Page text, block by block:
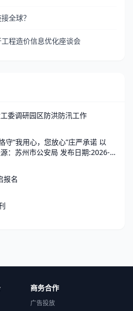
全球？
程造价信息优化座谈会
委调研园区防洪防汛工作
守“我用心，您放心”庄严承诺 以
：苏州市公安局 发布日期:2026-
报名
商务合作
广告投放